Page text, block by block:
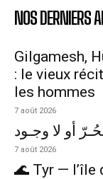
NOS DERNIERS
Gilgamesh,
: le vieux
les hommes
7 août 2026
أو لا وجـود
7 août 2026
🌊 Tyr — l’île